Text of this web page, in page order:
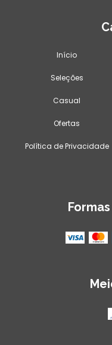
Início
Seleções
Casual
Ofertas
Política de Privacidade